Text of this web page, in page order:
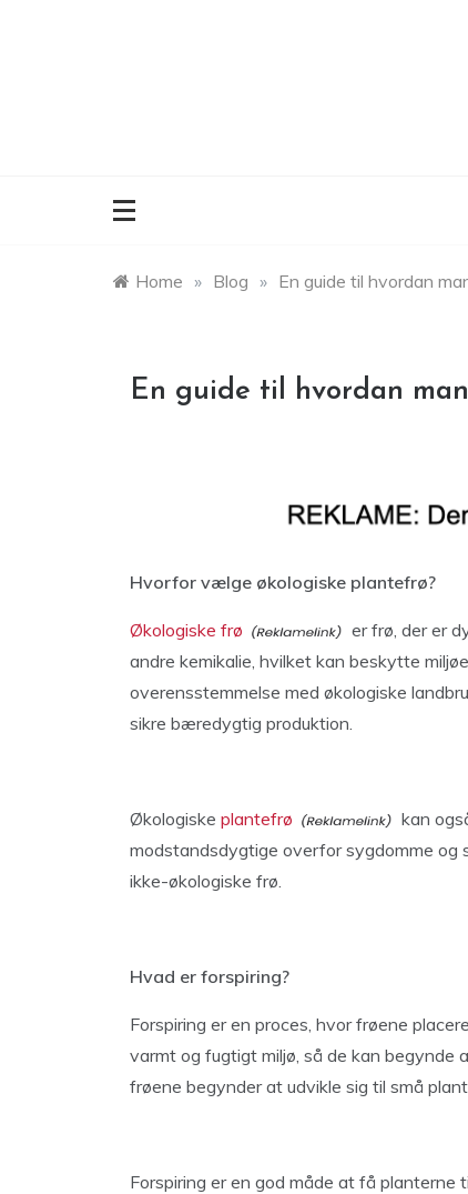
Home » Blog » En guide til hvordan
En guide til hvordan
Hvorfor vælge økologiske plantefrø?
Økologiske frø
er frø, der er
andre kemikalie, hvilket kan beskytte
overensstemmelse med økologiske
sikre bæredygtig produktion.
Økologiske plantefrø
kan
modstandsdygtige overfor sygdomme og
ikke-økologiske frø.
Hvad er forspiring?
Forspiring er en proces, hvor frøene
varmt og fugtigt miljø, så de kan
frøene begynder at udvikle sig til små
Forspiring er en god måde at få